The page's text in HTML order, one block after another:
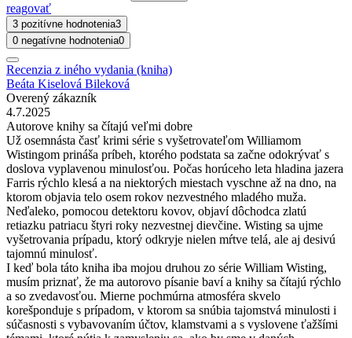
reagovať
3 pozitívne hodnotenia3
0 negatívne hodnotenia0
Recenzia z iného vydania (kniha)
Beáta Kiselová Bileková
Overený zákazník
4.7.2025
Autorove knihy sa čítajú veľmi dobre
Už osemnásta časť krimi série s vyšetrovateľom Williamom
Wistingom prináša príbeh, ktorého podstata sa začne odokrývať s
doslova vyplavenou minulosťou. Počas horúceho leta hladina jazera
Farris rýchlo klesá a na niektorých miestach vyschne až na dno, na
ktorom objavia telo osem rokov nezvestného mladého muža.
Neďaleko, pomocou detektoru kovov, objaví dôchodca zlatú
retiazku patriacu štyri roky nezvestnej dievčine. Wisting sa ujme
vyšetrovania prípadu, ktorý odkryje nielen mŕtve telá, ale aj desivú
tajomnú minulosť.
I keď bola táto kniha iba mojou druhou zo série William Wisting,
musím priznať, že ma autorovo písanie baví a knihy sa čítajú rýchlo
a so zvedavosťou. Mierne pochmúrna atmosféra skvelo
korešponduje s prípadom, v ktorom sa snúbia tajomstvá minulosti i
súčasnosti s vybavovaním účtov, klamstvami a s vyslovene ťažšími